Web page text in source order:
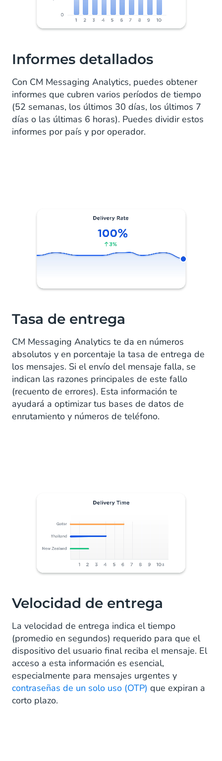
Informes detallados
Con CM Messaging Analytics, puedes obtener
informes que cubren varios períodos de tiempo
(52 semanas, los últimos 30 días, los últimos 7
días o las últimas 6 horas). Puedes dividir estos
informes por país y por operador.
Tasa de entrega
CM Messaging Analytics te da en números
absolutos y en porcentaje la tasa de entrega de
los mensajes. Si el envío del mensaje falla, se
indican las razones principales de este fallo
(recuento de errores). Esta información te
ayudará a optimizar tus bases de datos de
enrutamiento y números de teléfono.
Velocidad de entrega
La velocidad de entrega indica el tiempo
(promedio en segundos) requerido para que el
dispositivo del usuario final reciba el mensaje. El
acceso a esta información es esencial,
especialmente para mensajes urgentes y
contraseñas de un solo uso (OTP) que expiran a
corto plazo.